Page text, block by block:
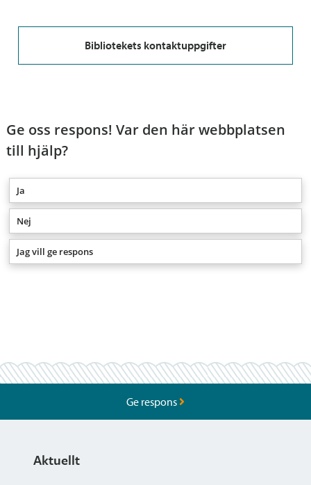
Bibliotekets kontaktuppgifter
Ge oss respons! Var den här webbplatsen
till hjälp?
Ja
Nej
Jag vill ge respons
Ge respons
Aktuellt